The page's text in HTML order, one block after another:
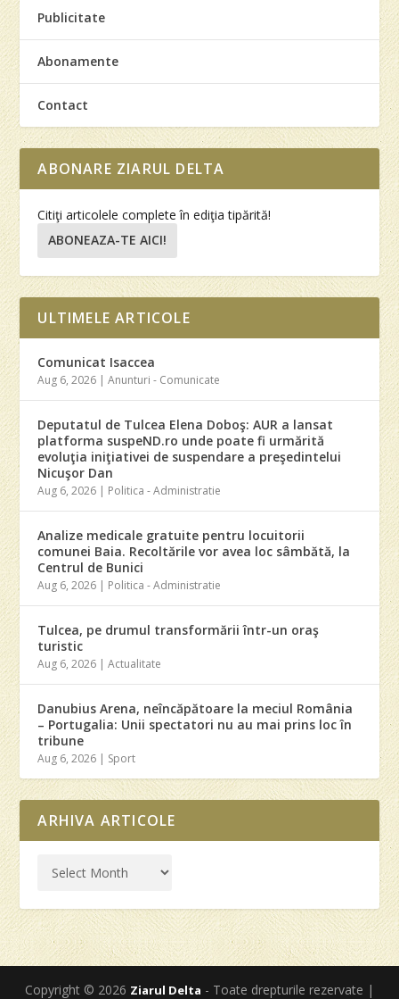
Publicitate
Abonamente
Contact
ABONARE ZIARUL DELTA
Citiţi articolele complete în ediţia tipărită!
ABONEAZA-TE AICI!
ULTIMELE ARTICOLE
Comunicat Isaccea
Aug 6, 2026 |Anunturi - Comunicate
Deputatul de Tulcea Elena Doboş: AUR a lansat
platforma suspeND.ro unde poate fi urmărită
evoluţia iniţiativei de suspendare a preşedintelui
Nicuşor Dan
Aug 6, 2026 | Politica - Administratie
Analize medicale gratuite pentru locuitorii
comunei Baia. Recoltările vor avea loc sâmbătă, la
Centrul de Bunici
Aug 6, 2026 | Politica - Administratie
Tulcea, pe drumul transformării într-un oraş
turistic
Aug 6, 2026 |Actualitate
Danubius Arena, neîncăpătoare la meciul România
– Portugalia: Unii spectatori nu au mai prins loc în
tribune
Aug 6, 2026 | Sport
ARHIVA ARTICOLE
Copyright © 2026 Ziarul Delta - Toate drepturile rezervate |